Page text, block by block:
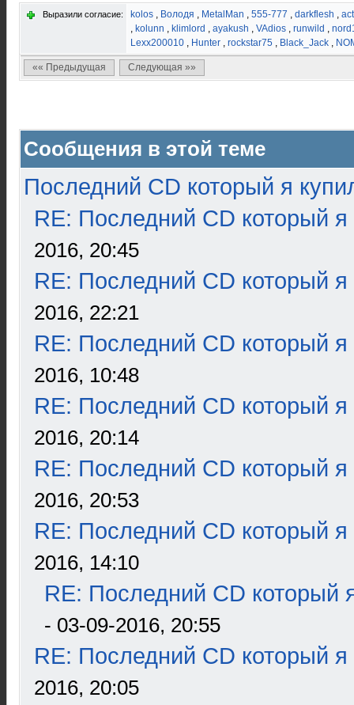
Выразили согласие: kolos , Володя , MetalMan , 555-777 , darkflesh ,
, kolunn , klimlord , ayakush , VAdios , runwild ,
Lexx200010 , Hunter , rockstar75 , Black_Jack ,
«« Предыдущая Следующая »»
Сообщения в этой теме
Последний CD который я
RE: Последний CD который я
2016, 20:45
RE: Последний CD который я
2016, 22:21
RE: Последний CD который я
2016, 10:48
RE: Последний CD который я
2016, 20:14
RE: Последний CD который я
2016, 20:53
RE: Последний CD который я
2016, 14:10
RE: Последний CD который
- 03-09-2016, 20:55
RE: Последний CD который я
2016, 20:05